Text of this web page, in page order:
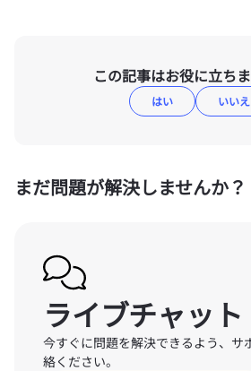
この記事はお役に立ち
はい いいえ
まだ問題が解決しませんか？
ライブチャット
今すぐに問題を解決できるよう、サ
絡ください。